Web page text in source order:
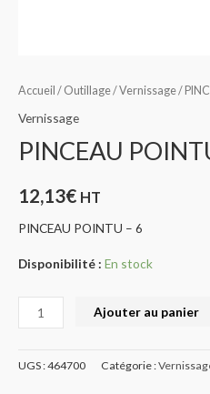
Accueil / Outillage/Vernissage/
Vernissage
PINCEAU
12,13€ HT
PINCEAU POINTU – 6
Disponibilité : En stock
Ajouter au panier
UGS :464700 Catégorie :